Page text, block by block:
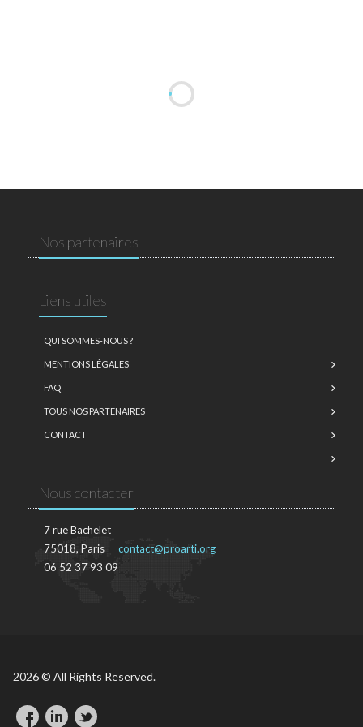
Nos partenaires
Liens utiles
QUI SOMMES-NOUS ?
MENTIONS LÉGALES
FAQ
TOUS NOS PARTENAIRES
CONTACT
Nous contacter
7 rue Bachelet
75018, Paris
06 52 37 93 09
contact@proarti.org
2026 © All Rights Reserved.